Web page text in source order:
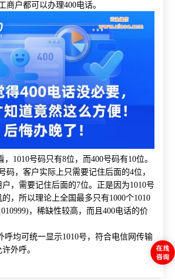
商户都可以办理400电话。
1010号码只有8位，而400号码有10位。
码，客户实际上只需要记住后面的4位，
，需要记住后面的7位。正是因为1010号
，所以理论上全国最多只有1000个1010
，稀缺性较高，而且400电话的价
呼均可统一显示1010号，符合电信网传输
外呼。